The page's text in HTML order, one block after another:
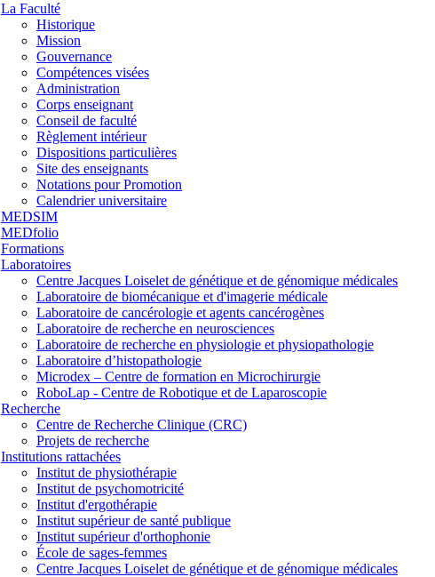
La Faculté
Historique
Mission
Gouvernance
Compétences visées
Administration
Corps enseignant
Conseil de faculté
Règlement intérieur
Dispositions particulières
Site des enseignants
Notations pour Promotion
Calendrier universitaire
MEDSIM
MEDfolio
Formations
Laboratoires
Centre Jacques Loiselet de génétique et de génomique médicales
Laboratoire de biomécanique et d'imagerie médicale
Laboratoire de cancérologie et agents cancérogènes
Laboratoire de recherche en neurosciences
Laboratoire de recherche en physiologie et physiopathologie
Laboratoire d’histopathologie
Microdex – Centre de formation en Microchirurgie
RoboLap - Centre de Robotique et de Laparoscopie
Recherche
Centre de Recherche Clinique (CRC)
Projets de recherche
Institutions rattachées
Institut de physiothérapie
Institut de psychomotricité
Institut d'ergothérapie
Institut supérieur de santé publique
Institut supérieur d'orthophonie
École de sages-femmes
Centre Jacques Loiselet de génétique et de génomique médicales